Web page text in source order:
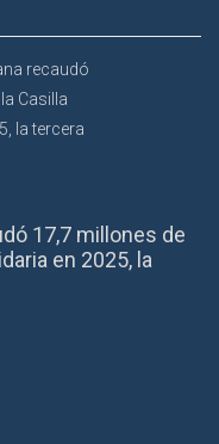
17,7 millones de
en 2025, la